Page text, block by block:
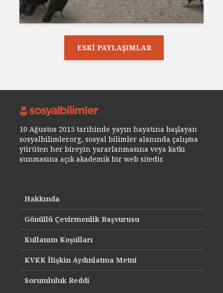
ESKI PAYLAŞIMLAR
10 Ağustos 2015 tarihinde yayın hayatına başlayan
sosyalbilimler.org, sosyal bilimler alanında çalışma
yürüten her bireyin yararlanmasına veya katkı
sunmasına açık akademik bir web sitedir.
Hakkında
Gönüllü Çevirmenlik Başvurusu
Kullanım Koşulları
KVKK İlişkin Aydınlatma Metni
Sorumluluk Reddi